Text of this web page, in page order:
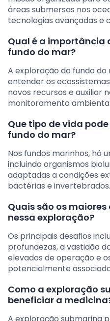
áreas submersas nos
tecnologias avançadas e
Qual é a importância
fundo do mar?
A exploração do fundo
entender os
novos recursos e auxiliar
monitoramento
Que tipo de vida
fundo do mar?
Nos fundos marinhos, há
incluindo organismos
adaptadas a condições
bactérias e invertebrados.
Quais são os
nessa exploração?
Os principais desafios
profundezas, a vastidão
elevados de operação e
potencialmente
Como a exploração
beneficiar a